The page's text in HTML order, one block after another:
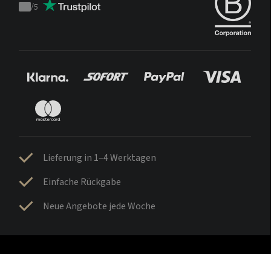
Trustpilot
/5
Lieferung in 1–4 Werktagen
Einfache Rückgabe
Neue Angebote jede Woche